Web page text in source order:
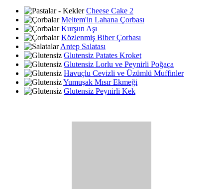
Cheese Cake 2
Meltem'in Lahana Çorbası
Kurşun Aşı
Közlenmiş Biber Çorbası
Antep Salatası
Glutensiz Patates Kroket
Glutensiz Lorlu ve Peynirli Poğaça
Havuçlu Cevizli ve Üzümlü Muffinler
Yumuşak Mısır Ekmeği
Glutensiz Peynirli Kek